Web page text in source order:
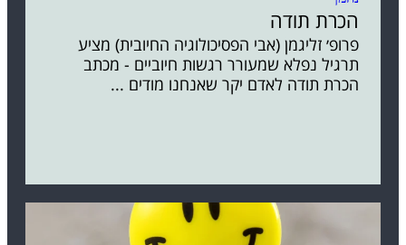
הכרת תודה
פרופ׳ זליגמן (אבי הפסיכולוגיה החיובית) מציע
תרגיל נפלא שמעורר רגשות חיוביים - מכתב
הכרת תודה לאדם יקר שאנחנו מודים ...